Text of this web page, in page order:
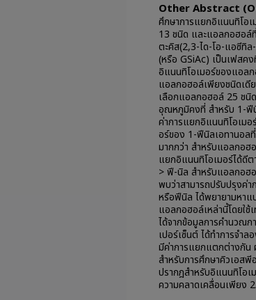
Other Abstract
ศึกษาการแยกอิแนนทิโอ
13 ชนิด และแอลกอฮอล์
ตะคิส(2,3-ได-โอ-แอซีทิล
(หรือ GSiAc) เป็นเฟสค
อิแนนทิโอเมอร์ของแอล
แอลกอฮอล์เพียงชนิดเดี
เลือกแอลกอฮอล์ 25 ชนิ
อุณหภูมิคงที่ สำหรับ 1-ฟี
ค่าการแยกอิแนนทิโอเม
อร์ของ 1-ฟีนิลเอทานอล
มากกว่า สำหรับแอลกอฮ
แยกอิแนนทิโอเมอร์ได้ดี
> ฟี-นิล สำหรับแอลกอฮ
พบว่าสามารถปรับปรุงค่
หรือฟีนิล ได้พยายามหาแ
แอลกอฮอล์เหล่านี้โดยใ
ได้จากข้อมูลการคำนวณก
เปอร์เซ็นต์ ได้ทำการจำ
มีค่าการแยกแตกต่างกัน
สำหรับการศึกษาคิวเอส
ปรากฎสำหรับอิแนนทิโอ
ความคลาดเคลื่อนเพียง